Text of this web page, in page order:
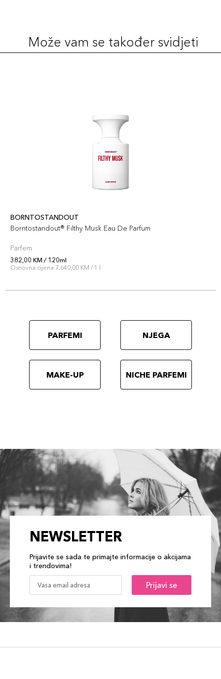
Može vam se također svidjeti
BORNTOSTANDOUT
Borntostandout® Filthy Musk Eau De Parfum
Parfem
382,00 KM / 120ml
Osnovna cijena 7.640,00 KM / 1 l
PARFEMI NJEGA
MAKE-UP NICHE PARFEMI
NEWSLETTER
Prijavite se sada te primajte informacije o akcijama
i trendovima!
Prijavi se